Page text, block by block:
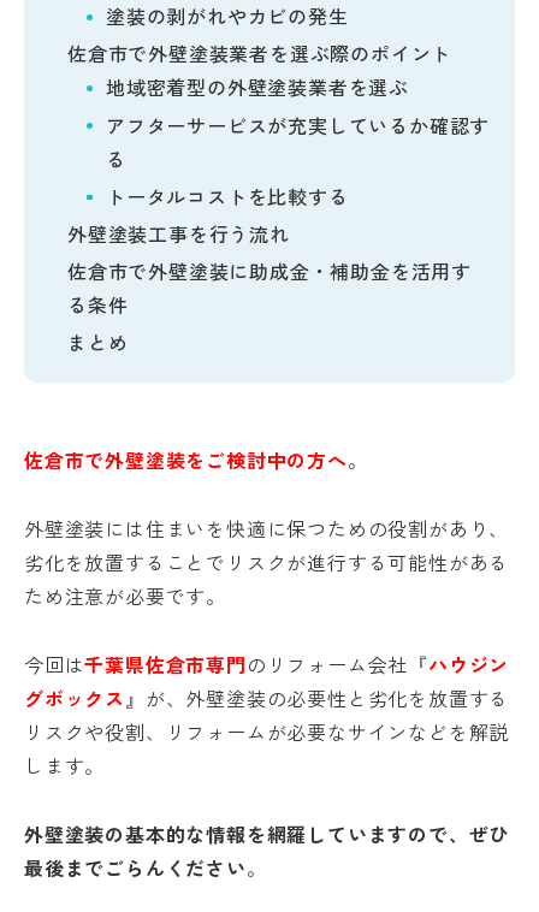
塗装の剥がれやカビの発生
佐倉市で外壁塗装業者を選ぶ際のポイント
地域密着型の外壁塗装業者を選ぶ
アフターサービスが充実しているか確認す
る
トータルコストを比較する
外壁塗装工事を行う流れ
佐倉市で外壁塗装に助成金・補助金を活用す
る条件
まとめ
佐倉市で外壁塗装をご検討中の方へ。
外壁塗装には住まいを快適に保つための役割があり、
劣化を放置することでリスクが進行する可能性がある
ため注意が必要です。
今回は千葉県佐倉市専門のリフォーム会社『ハウジン
グボックス』が、外壁塗装の必要性と劣化を放置する
リスクや役割、リフォームが必要なサインなどを解説
します。
外壁塗装の基本的な情報を網羅していますので、ぜひ
最後までごらんください。